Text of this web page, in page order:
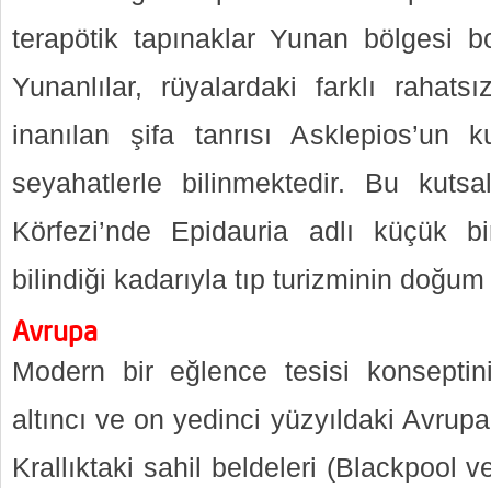
terapötik tapınaklar Yunan bölgesi
Yunanlılar, rüyalardaki farklı
inanılan şifa tanrısı Asklepios’un
seyahatlerle bilinmektedir. Bu
Körfezi’nde Epidauria adlı küçük
bilindiği kadarıyla tıp turizminin
Avrupa
Modern bir eğlence tesisi
altıncı ve on yedinci yüzyıldaki
Krallıktaki sahil beldeleri (Blackpool